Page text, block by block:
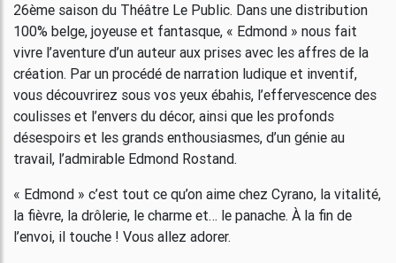
26ème saison du Théâtre Le Public. Dans une distribution
100% belge, joyeuse et fantasque, « Edmond » nous fait
vivre l’aventure d’un auteur aux prises avec les affres de la
création. Par un procédé de narration ludique et inventif,
vous découvrirez sous vos yeux ébahis, l’effervescence des
coulisses et l’envers du décor, ainsi que les profonds
désespoirs et les grands enthousiasmes, d’un génie au
travail, l’admirable Edmond Rostand.
« Edmond » c’est tout ce qu’on aime chez Cyrano, la vitalité,
la fièvre, la drôlerie, le charme et… le panache. À la fin de
l’envoi, il touche ! Vous allez adorer.